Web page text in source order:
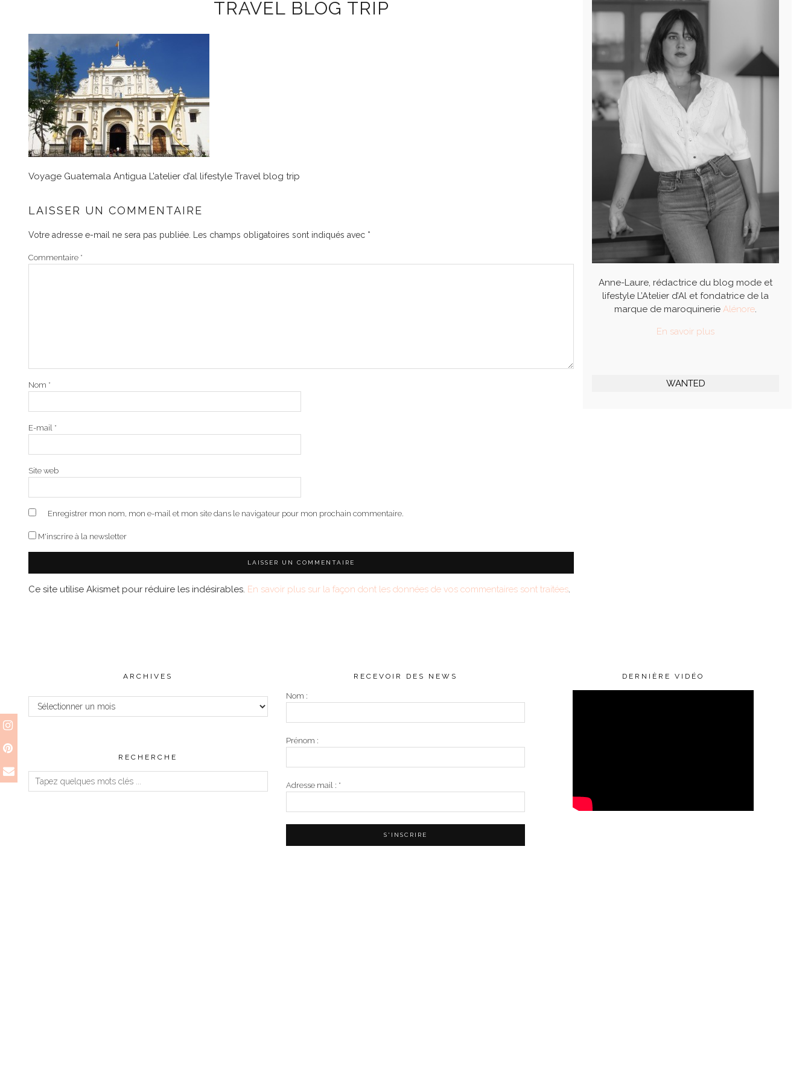
TRAVEL BLOG TRIP
Voyage Guatemala Antigua L’atelier d’al lifestyle Travel blog trip
LAISSER UN COMMENTAIRE
Votre adresse e-mail ne sera pas publiée. Les champs obligatoires sont indiqués avec *
Commentaire *
Nom *
E-mail *
Site web
Enregistrer mon nom, mon e-mail et mon site dans le navigateur pour mon prochain commentaire.
M'inscrire à la newsletter
Ce site utilise Akismet pour réduire les indésirables. En savoir plus sur la façon dont les données de vos commentaires sont traitées.
Anne-Laure, rédactrice du blog mode et
lifestyle L’Atelier d’Al et fondatrice de la
marque de maroquinerieAlénore.
En savoir plus
WANTED
ARCHIVES
Archives
RECHERCHE
RECEVOIR DES NEWS
Nom :
Prénom :
Adresse mail : *
DERNIÈRE VIDÉO